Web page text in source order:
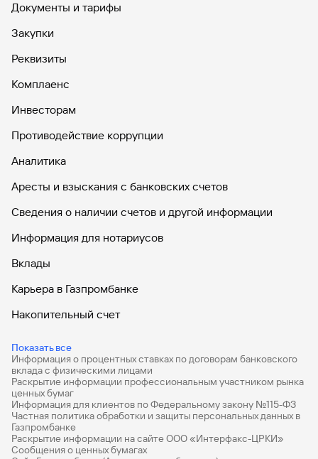
Документы и тарифы
Закупки
Реквизиты
Комплаенс
Инвесторам
Противодействие коррупции
Аналитика
Аресты и взыскания с банковских счетов
Сведения о наличии счетов и другой информации
Информация для нотариусов
Вклады
Карьера в Газпромбанке
Накопительный счет
Показать все
Дебетовые карты с бесплатным обслуживанием
Все накопительные счета
Банковские вклады на 3 месяца
Вклады с высоким процентом
Информация о процентных ставках по договорам банковского
вклада с физическими лицами
Раскрытие информации профессиональным участником рынка
ценных бумаг
Информация для клиентов по Федеральному закону №115-ФЗ
Частная политика обработки и защиты персональных данных в
Газпромбанке
Раскрытие информации на сайте ООО «Интерфакс-ЦРКИ»
Сообщения о ценных бумагах